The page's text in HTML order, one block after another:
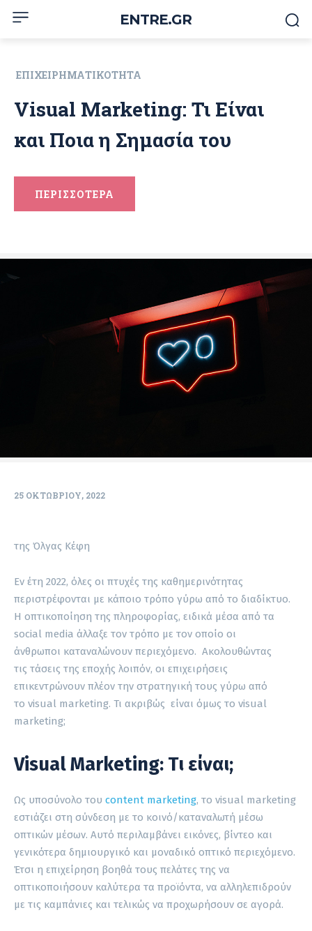
ENTRE.GR
ΕΠΙΧΕΙΡΗΜΑΤΙΚΌΤΗΤΑ
Visual Marketing: Τι Είναι
και Ποια η Σημασία του
ΠΕΡΙΣΣΟΤΕΡΑ
25 ΟΚΤΩΒΡΊΟΥ, 2022
της Όλγας Κέφη
Εν έτη 2022, όλες οι πτυχές της καθημερινότητας
περιστρέφονται με κάποιο τρόπο γύρω από το διαδίκτυο.
Η οπτικοποίηση της πληροφορίας, ειδικά μέσα από τα
social media άλλαξε τον τρόπο με τον οποίο οι
άνθρωποι καταναλώνουν περιεχόμενο. Ακολουθώντας
τις τάσεις της εποχής λοιπόν, οι επιχειρήσεις
επικεντρώνουν πλέον την στρατηγική τους γύρω από
το visual marketing. Τι ακριβώς είναι όμως το visual
marketing;
Visual Marketing: Τι είναι;
Ως υποσύνολο του content marketing, το visual marketing
εστιάζει στη σύνδεση με το κοινό/καταναλωτή μέσω
οπτικών μέσων. Αυτό περιλαμβάνει εικόνες, βίντεο και
γενικότερα δημιουργικό και μοναδικό οπτικό περιεχόμενο.
Έτσι η επιχείρηση βοηθά τους πελάτες της να
οπτικοποιήσουν καλύτερα τα προϊόντα, να αλληλεπιδρούν
με τις καμπάνιες και τελικώς να προχωρήσουν σε αγορά.